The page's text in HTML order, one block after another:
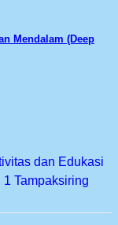
Mendalam (Deep
dan Edukasi
Tampaksiring